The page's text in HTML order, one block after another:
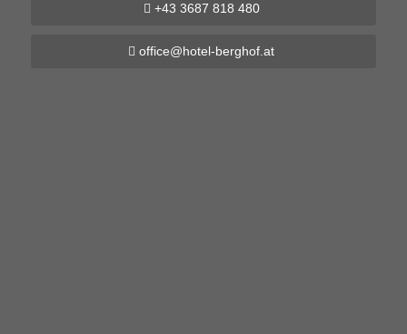
+43 3687 818 480
office@hotel-berghof.at